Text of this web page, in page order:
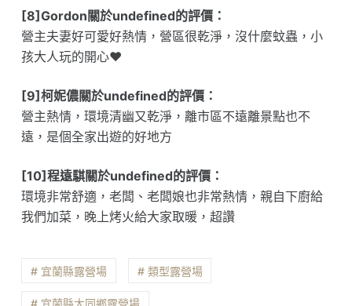
[8]Gordon關於undefined的評價：
營主夫妻好可愛好熱情，營區很乾淨，沒什麼蚊蟲，小
孩大人玩的開心❤️
[9]柯妮儂關於undefined的評價：
營主熱情，環境清幽又乾淨，離市區不遠離景點也不
遠，是個全家出遊的好地方
[10]程遠騏關於undefined的評價：
環境非常舒適，老闆、老闆娘也非常熱情，親自下廚給
我們加菜，晚上烤火給大家取暖，超讚
# 宜蘭縣露營場 # 類型露營場
# 宜蘭縣大同鄉露營場